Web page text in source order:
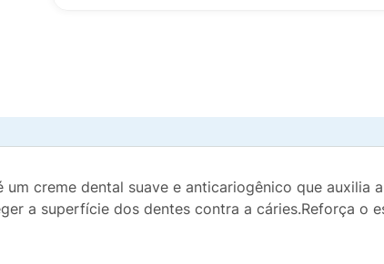
um creme dental suave e anticariogênico que auxilia
a superfície dos dentes contra a cáries.Reforça o